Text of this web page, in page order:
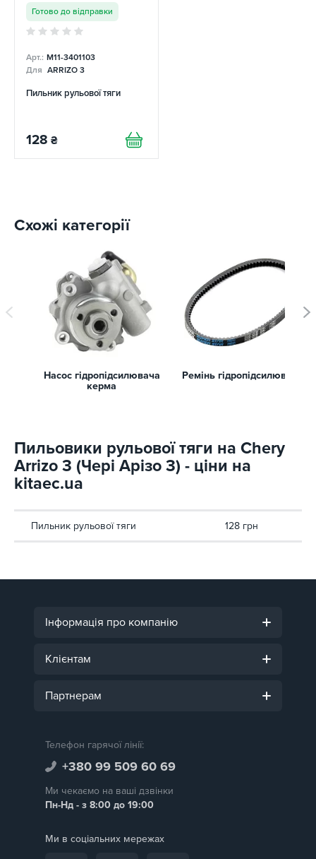
Готово до відправки
Арт.: M11-3401103
Для ARRIZO 3
Пильник рульової тяги
128 ₴
Схожі категорії
Насос гідропідсилювача
керма
Ремінь гідропідсилювача
Пильовики рульової тяги на Chery
Arrizo 3 (Чері Арізо 3) - ціни на
kitaec.ua
Пильник рульової тяги 128 грн
Інформація про компанію
Клієнтам
Партнерам
Телефон гарячої лінії:
+380 99 509 60 69
Ми чекаємо на ваші дзвінки
Пн-Нд - з 8:00 до 19:00
Ми в соціальних мережах